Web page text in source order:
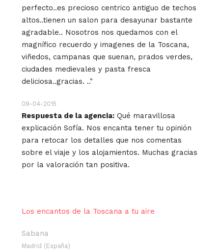
perfecto..es precioso centrico antiguo de techos
altos..tienen un salon para desayunar bastante
agradable.. Nosotros nos quedamos con el
magnífico recuerdo y imagenes de la Toscana,
viñedos, campanas que suenan, prados verdes,
ciudades medievales y pasta fresca
deliciosa..gracias. .."
09-04-2015
Respuesta de la agencia: Qué maravillosa
explicación Sofía. Nos encanta tener tu opinión
para retocar los detalles que nos comentas
sobre el viaje y los alojamientos. Muchas gracias
por la valoración tan positiva.
Los encantos de la Toscana a tu aire
Sabana
Madrid (España)